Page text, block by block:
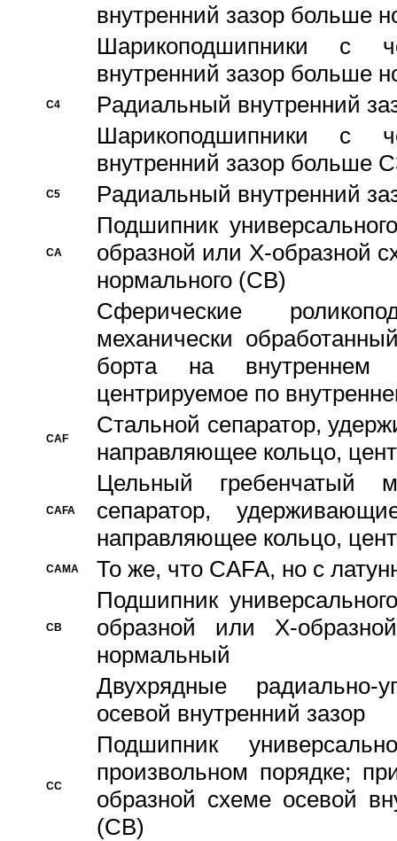
внутренний зазор больше
Шарикоподшипники с
внутренний зазор больше
C4
Pадиальный внутренний
Шарикоподшипники с
внутренний зазор больше
C5 Pадиальный внутренний
CA
Подшипник
образной или Х-образной
нормального (CB)
Сферические
механически
борта на внутреннем
центрируемое по
CAF
Стальной сепаратор,
направляющее кольцо,
CAFA
Цельный гребенчатый
сепаратор,
направляющее кольцо,
CAMA То же, что CAFA, но с
CB
Подшипник
образной или Х-
нормальный
Двухрядные радиально-
осевой внутренний зазор
CC
Подшипник
произвольном порядке;
образной схеме осевой
(CB)